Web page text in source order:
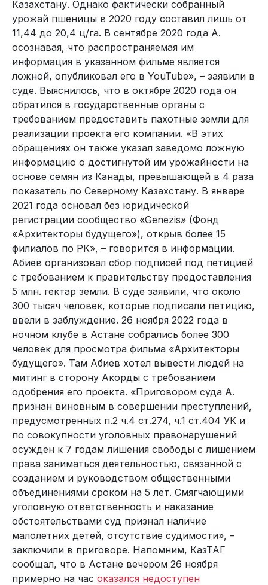
Казахстану. Однако фактически собранный
урожай пшеницы в 2020 году составил лишь от
11,44 до 20,4 ц/га. В сентябре 2020 года А.
осознавая, что распространяемая им
информация в указанном фильме является
ложной, опубликовал его в YouTube», – заявили в
суде. Выяснилось, что в октябре 2020 года он
обратился в государственные органы с
требованием предоставить пахотные земли для
реализации проекта его компании. «В этих
обращениях он также указал заведомо ложную
информацию о достигнутой им урожайности на
основе семян из Канады, превышающей в 4 раза
показатель по Северному Казахстану. В январе
2021 года основал без юридической
регистрации сообщество «Genezis» (Фонд
«Архитекторы будущего»), открыв более 15
филиалов по РК», – говорится в информации.
Абиев организовал сбор подписей под петицией
с требованием к правительству предоставления
5 млн. гектар земли. В суде заявили, что около
300 тысяч человек, которые подписали петицию,
ввели в заблуждение. 26 ноября 2022 года в
ночном клубе в Астане собрались более 300
человек для просмотра фильма «Архитекторы
будущего». Там Абиев хотел вывести людей на
митинг в сторону Акорды с требованием
одобрения его проекта. «Приговором суда А.
признан виновным в совершении преступлений,
предусмотренных п.2 ч.4 ст.274, ч.1 ст.404 УК и
по совокупности уголовных правонарушений
осужден к 7 годам лишения свободы с лишением
права заниматься деятельностью, связанной с
созданием и руководством общественными
объединениями сроком на 5 лет. Смягчающими
уголовную ответственность и наказание
обстоятельствами суд признал наличие
малолетних детей, отсутствие судимости», –
заключили в приговоре. Напомним, КазТАГ
сообщал, что в Астане вечером 26 ноября
примерно на час оказался недоступен